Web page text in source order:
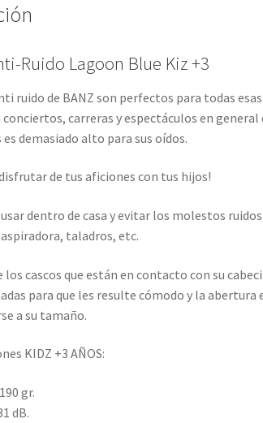
Ruido Lagoon Blue Kiz +3
ruido de BANZ son perfectos para todas
conciertos, carreras y espectáculos en general
demasiado alto para sus oídos.
disfrutar de tus aficiones con tus hijos!
dentro de casa y evitar los molestos
taladros, etc.
los cascos que están en contacto con su
para que les resulte cómodo y la abertura
a su tamaño.
KIDZ +3 AÑOS:
gr.
dB.